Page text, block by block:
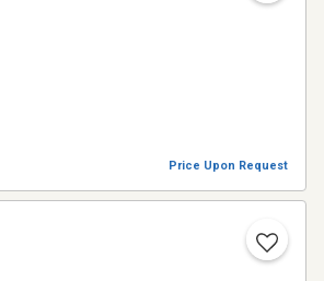
Price Upon Request